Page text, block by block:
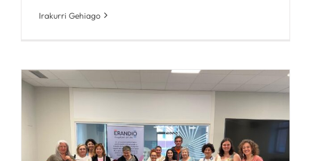
Irakurri Gehiago